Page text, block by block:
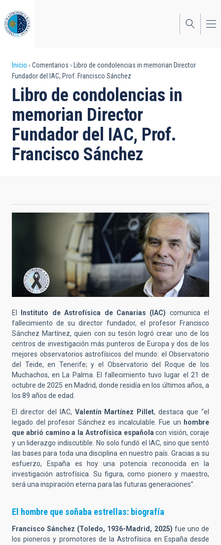
al
contenido
principal
Sobrescribir
enlaces
de
ayuda
a
la
Inicio Comentarios
Libro de condolencias in memorian Director
Fundador del IAC, Prof. Francisco Sánchez
Libro de condolencias in
memorian Director
Fundador del IAC, Prof.
Francisco Sánchez
El Instituto de Astrofísica de Canarias (IAC) comunica el
fallecimiento de su director fundador, el profesor Francisco
Sánchez Martínez, quien con su tesón logró crear uno de los
centros de investigación más punteros de Europa y dos de los
mejores observatorios astrofísicos del mundo: el Observatorio
del Teide, en Tenerife; y el Observatorio del Roque de los
Muchachos, en La Palma. El fallecimiento tuvo lugar el 21 de
octubre de 2025 en Madrid, donde residía en los últimos años, a
los 89 años de edad.
El director del IAC, Valentín Martínez Pillet, destaca que “el
legado del profesor Sánchez es incalculable. Fue un hombre
que abrió camino a la Astrofísica españolacon visión, coraje
y un liderazgo indiscutible. No solo fundó el IAC, sino que sentó
las bases para toda una disciplina en nuestro país. Gracias a su
esfuerzo, España es hoy una potencia reconocida en la
investigación astrofísica. Su figura, como pionero y maestro,
será una inspiración eterna para las futuras generaciones”.
El hombre que soñaba estrellas: biografía
Francisco Sánchez (Toledo, 1936-Madrid, 2025) fue uno de
los pioneros y promotores de la Astrofísica en España desde